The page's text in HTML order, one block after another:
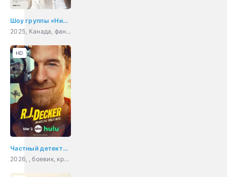
Шоу группы «Нирванна». Фильм
2025, Канада, фантастика, комедия, приключения
Частный детектив Эр Джей Декер
2026, , боевик, криминал
HD